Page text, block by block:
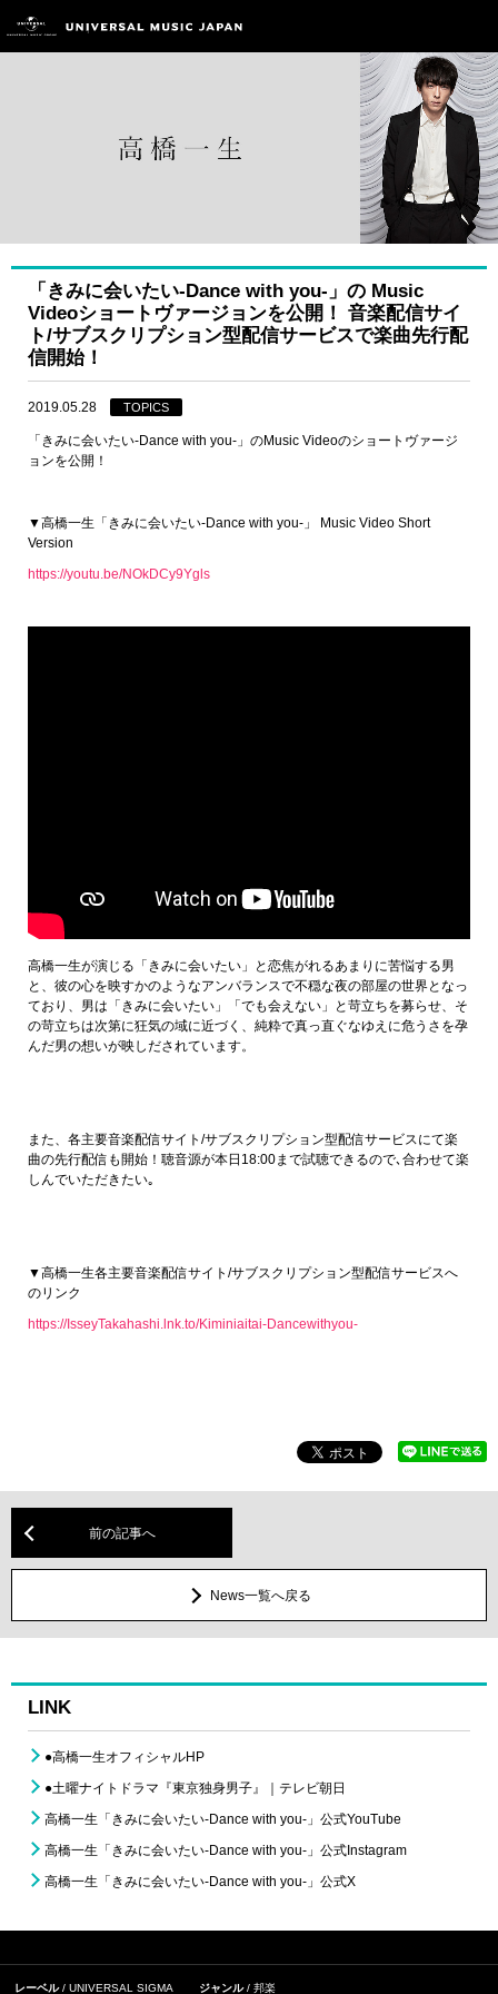
「きみに会いたい-Dance with you-」の Music
Videoショートヴァージョンを公開！ 音楽配信サイ
ト/サブスクリプション型配信サービスで楽曲先行配
信開始！
2019.05.28 TOPICS
「きみに会いたい-Dance with you-」のMusic Videoのショートヴァージ
ョンを公開！
▼高橋一生「きみに会いたい-Dance with you-」 Music Video Short
Version
https://youtu.be/NOkDCy9Ygls
高橋一生が演じる「きみに会いたい」と恋焦がれるあまりに苦悩する男
と、彼の心を映すかのようなアンバランスで不穏な夜の部屋の世界となっ
ており、男は「きみに会いたい」「でも会えない」と苛立ちを募らせ、そ
の苛立ちは次第に狂気の域に近づく、純粋で真っ直ぐなゆえに危うさを孕
んだ男の想いが映しだされています。
また、各主要音楽配信サイト/サブスクリプション型配信サービスにて楽
曲の先行配信も開始！聴音源が本日18:00まで試聴できるので､合わせて楽
しんでいただきたい｡
▼高橋一生各主要音楽配信サイト/サブスクリプション型配信サービスへ
のリンク
https://IsseyTakahashi.lnk.to/Kiminiaitai-Dancewithyou-
前の記事へ
News一覧へ戻る
LINK
●高橋一生オフィシャルHP
●土曜ナイトドラマ『東京独身男子』｜テレビ朝日
高橋一生「きみに会いたい-Dance with you-」公式YouTube
高橋一生「きみに会いたい-Dance with you-」公式Instagram
高橋一生「きみに会いたい-Dance with you-」公式X
レーベル UNIVERSAL SIGMA ジャンル 邦楽